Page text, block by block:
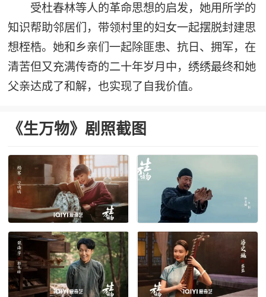
受杜春林等人的革命思想的启发，她用所学的
知识帮助邻居们，带领村里的妇女一起摆脱封建思
想桎梏。她和乡亲们一起除匪患、抗日、拥军，在
清苦但又充满传奇的二十年岁月中，绣绣最终和她
父亲达成了和解，也实现了自我价值。
《生万物》剧照截图